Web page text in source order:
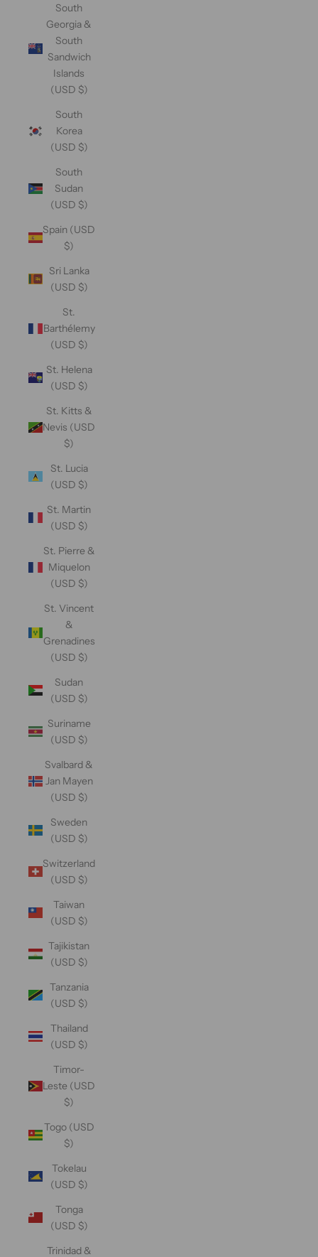
South
Georgia &
South
Sandwich
Islands
(USD $)
South
Korea
(USD $)
South
Sudan
(USD $)
Spain (USD
$)
Sri Lanka
(USD $)
St.
Barthélemy
(USD $)
St. Helena
(USD $)
St. Kitts &
Nevis (USD
$)
St. Lucia
(USD $)
St. Martin
(USD $)
St. Pierre &
Miquelon
(USD $)
St. Vincent
&
Grenadines
(USD $)
Sudan
(USD $)
Suriname
(USD $)
Svalbard &
Jan Mayen
(USD $)
Sweden
(USD $)
Switzerland
(USD $)
Taiwan
(USD $)
Tajikistan
(USD $)
Tanzania
(USD $)
Thailand
(USD $)
Timor-
Leste (USD
$)
Togo (USD
$)
Tokelau
(USD $)
Tonga
(USD $)
Trinidad &